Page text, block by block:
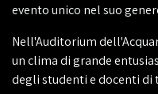
evento unico nel suo
Nell'Auditorium
un clima di grande
degli studenti e docenti di